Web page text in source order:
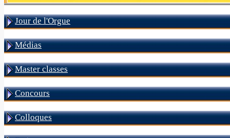
Jour de l'Orgue
Médias
Master classes
Concours
Colloques